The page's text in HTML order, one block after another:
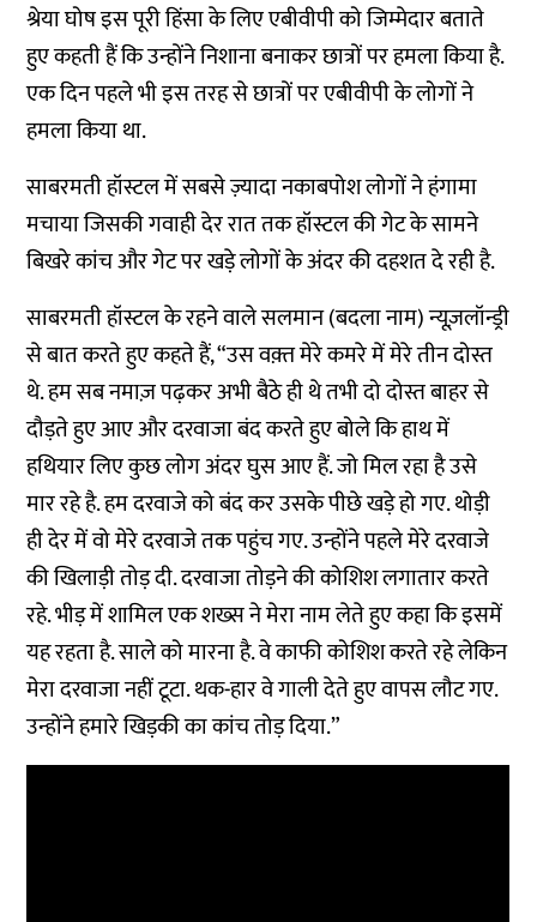
श्रेया घोष इस पूरी हिंसा के लिए एबीवीपी को जिम्मेदार बताते
हुए कहती हैं कि उन्होंने निशाना बनाकर छात्रों पर हमला किया है.
एक दिन पहले भी इस तरह से छात्रों पर एबीवीपी के लोगों ने
हमला किया था.
साबरमती हॉस्टल में सबसे ज़्यादा नकाबपोश लोगों ने हंगामा
मचाया जिसकी गवाही देर रात तक हॉस्टल की गेट के सामने
बिखरे कांच और गेट पर खड़े लोगों के अंदर की दहशत दे रही है.
साबरमती हॉस्टल के रहने वाले सलमान (बदला नाम) न्यूज़लॉन्ड्री
से बात करते हुए कहते हैं, “उस वक़्त मेरे कमरे में मेरे तीन दोस्त
थे. हम सब नमाज़ पढ़कर अभी बैठे ही थे तभी दो दोस्त बाहर से
दौड़ते हुए आए और दरवाजा बंद करते हुए बोले कि हाथ में
हथियार लिए कुछ लोग अंदर घुस आए हैं. जो मिल रहा है उसे
मार रहे है. हम दरवाजे को बंद कर उसके पीछे खड़े हो गए. थोड़ी
ही देर में वो मेरे दरवाजे तक पहुंच गए. उन्होंने पहले मेरे दरवाजे
की खिलाड़ी तोड़ दी. दरवाजा तोड़ने की कोशिश लगातार करते
रहे. भीड़ में शामिल एक शख्स ने मेरा नाम लेते हुए कहा कि इसमें
यह रहता है. साले को मारना है. वे काफी कोशिश करते रहे लेकिन
मेरा दरवाजा नहीं टूटा. थक-हार वे गाली देते हुए वापस लौट गए.
उन्होंने हमारे खिड़की का कांच तोड़ दिया.”